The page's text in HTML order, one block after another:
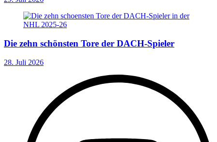
Die zehn schönsten Tore der DACH-Spieler
28. Juli 2026